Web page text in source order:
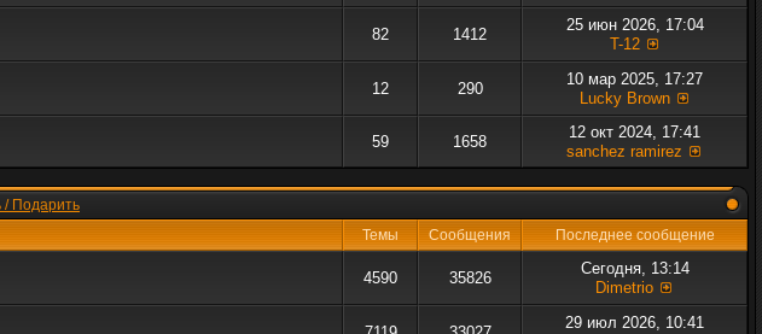
82 1412
25 июн 2026, 17:04
T-12
12 290
10 мар 2025, 17:27
Lucky Brown
59 1658
12 окт 2024, 17:41
sanchez ramirez
/ Подарить
Темы Сообщения Последнее сообщение
4590 35826
Сегодня, 13:14
Dimetrio
29 июл 2026, 10:41